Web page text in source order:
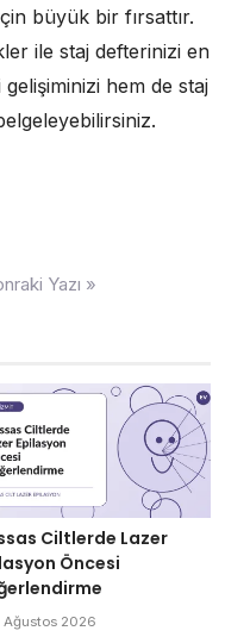
büyük bir fırsattır.
ile staj defterinizi en
hem de staj
Yazı »
Ciltlerde Lazer
Öncesi
Ağustos 2026